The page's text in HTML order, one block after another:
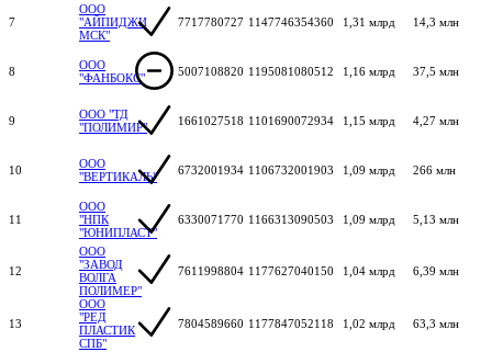
7
ООО
"АЙПИДЖИ
МСК"
7717780727 1147746354360 1,31 млрд 14,3 млн
8
ООО
"ФАНБОКС"
5007108820 1195081080512 1,16 млрд 37,5 млн
9
ООО "ТД
"ПОЛИМИР"
1661027518 1101690072934 1,15 млрд 4,27 млн
10
ООО
"ВЕРТИКАЛЬ"
6732001934 1106732001903 1,09 млрд 266 млн
11
ООО
"НПК
"ЮНИПЛАСТ"
6330071770 1166313090503 1,09 млрд 5,13 млн
12
ООО
"ЗАВОД
ВОЛГА
ПОЛИМЕР"
7611998804 1177627040150 1,04 млрд 6,39 млн
13
ООО
"РЕД
ПЛАСТИК
СПБ"
7804589660 1177847052118 1,02 млрд 63,3 млн